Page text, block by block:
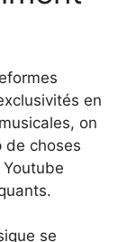
en
on
de choses
se